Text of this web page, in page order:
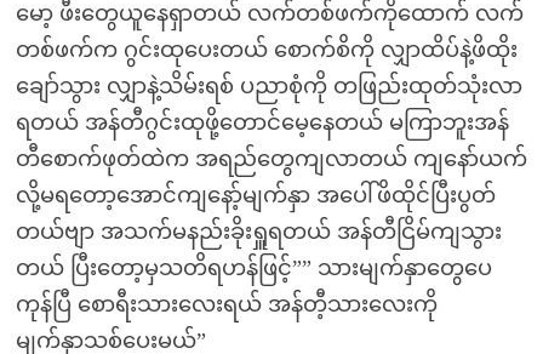
မော့ ဖီးတွေယူနေရှာတယ် လက်တစ်ဖက်ကိုထောက် လက်
တစ်ဖက်က ဂွင်းထုပေးတယ် စောက်စိကို လျှာထိပ်နဲ့ဖိထိုး
ချော်သွား လျှာနဲ့သိမ်းရစ် ပညာစုံကို တဖြည်းထုတ်သုံးလာ
ရတယ် အန်တီဂွင်းထုဖို့တောင်မေ့နေတယ် မကြာဘူးအန်
တီစောက်ဖုတ်ထဲက အရည်တွေကျလာတယ် ကျနော်ယက်
လို့မရတော့အောင်ကျနော့်မျက်နှာ အပေါ်ဖိထိုင်ပြီးပွတ်
တယ်ဗျာ အသက်မနည်းခိုးရှူရတယ် အန်တီငြိမ်ကျသွား
တယ် ပြီးတော့မှသတိရဟန်ဖြင့်”” သားမျက်နှာတွေပေ
ကုန်ပြီ စောရီးသားလေးရယ် အန်တီ့သားလေးကို
မျက်နှာသစ်ပေးမယ်”